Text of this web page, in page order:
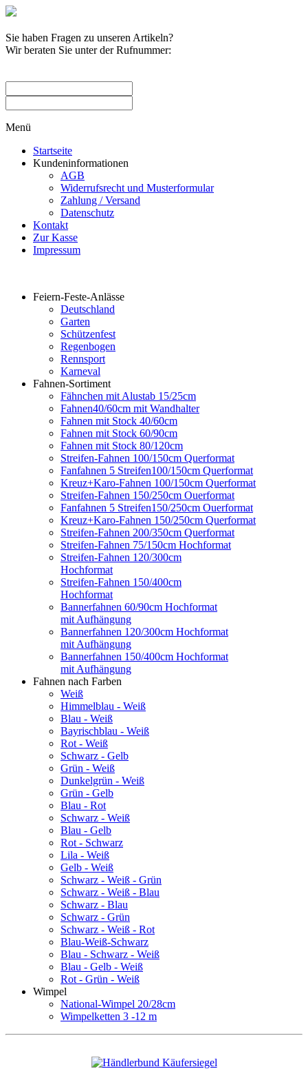
Sie haben Fragen zu unseren Artikeln?
Wir beraten Sie unter der Rufnummer:
Menü
Startseite
Kundeninformationen
AGB
Widerrufsrecht und Musterformular
Zahlung / Versand
Datenschutz
Kontakt
Zur Kasse
Impressum
Feiern-Feste-Anlässe
Deutschland
Garten
Schützenfest
Regenbogen
Rennsport
Karneval
Fahnen-Sortiment
Fähnchen mit Alustab 15/25cm
Fahnen40/60cm mit Wandhalter
Fahnen mit Stock 40/60cm
Fahnen mit Stock 60/90cm
Fahnen mit Stock 80/120cm
Streifen-Fahnen 100/150cm Querformat
Fanfahnen 5 Streifen100/150cm Querformat
Kreuz+Karo-Fahnen 100/150cm Querformat
Streifen-Fahnen 150/250cm Ouerformat
Fanfahnen 5 Streifen150/250cm Ouerformat
Kreuz+Karo-Fahnen 150/250cm Querformat
Streifen-Fahnen 200/350cm Querformat
Streifen-Fahnen 75/150cm Hochformat
Streifen-Fahnen 120/300cm
Hochformat
Streifen-Fahnen 150/400cm
Hochformat
Bannerfahnen 60/90cm Hochformat
mit Aufhängung
Bannerfahnen 120/300cm Hochformat
mit Aufhängung
Bannerfahnen 150/400cm Hochformat
mit Aufhängung
Fahnen nach Farben
Weiß
Himmelblau - Weiß
Blau - Weiß
Bayrischblau - Weiß
Rot - Weiß
Schwarz - Gelb
Grün - Weiß
Dunkelgrün - Weiß
Grün - Gelb
Blau - Rot
Schwarz - Weiß
Blau - Gelb
Rot - Schwarz
Lila - Weiß
Gelb - Weiß
Schwarz - Weiß - Grün
Schwarz - Weiß - Blau
Schwarz - Blau
Schwarz - Grün
Schwarz - Weiß - Rot
Blau-Weiß-Schwarz
Blau - Schwarz - Weiß
Blau - Gelb - Weiß
Rot - Grün - Weiß
Wimpel
National-Wimpel 20/28cm
Wimpelketten 3 -12 m